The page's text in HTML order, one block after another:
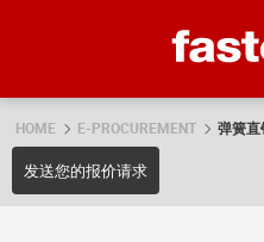
HOME E-PROCUREMENT 弹簧直
发送您的报价请求